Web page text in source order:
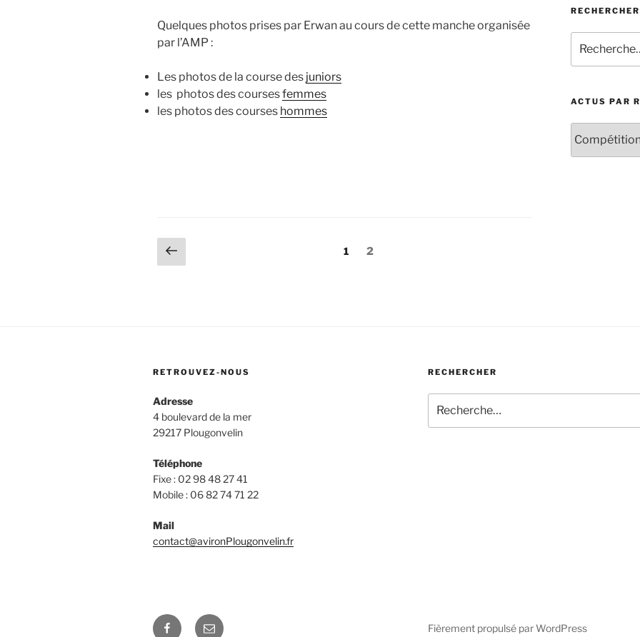
Quelques photos prises par Erwan au cours de cette manche organisée
par l’AMP :
Les photos de la course des juniors
les photos des coursesfemmes
les photos des courses hommes
Pagination
Page
précédente
Page
1 Page
2
RECHERCHER
pour
:
ACTUS PAR
par
rubrique
RETROUVEZ-NOUS
Adresse
4 boulevard de la mer
29217 Plougonvelin
Téléphone
Fixe : 02 98 48 27 41
Mobile : 06 82 74 71 22
Mail
contact@avironPlougonvelin.fr
RECHERCHER
pour
:
Facebook
E-
Fièrement propulsé par WordPress